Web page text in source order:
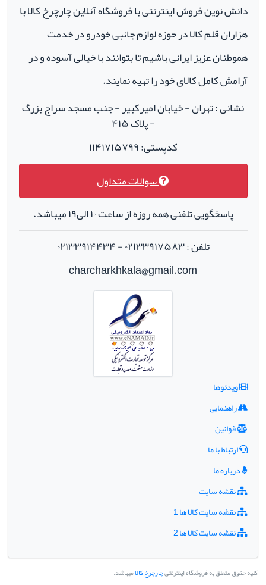
دانش نوین فروش اینترنتی با فروشگاه آنلاین چارچرخ کالا با
هزاران قلم کالا در حوزه لوازم جانبی خودرو در خدمت
هموطنان عزیز ایرانی باشیم تا بتوانند با خیالی آسوده و در
آرامش کامل کالای خود را تهیه نمایند.
نشانی : تهران - خیابان امیرکبیر - جنب مسجد سراج بزرگ
- پلاک ۴۱۵
کدپستی: ۱۱۴۱۷۱۵۷۹۹
سوالات متداول
پاسخگویی تلفنی همه روزه از ساعت ۱۰ الی۱۹ میباشد.
تلفن : ۰۲۱۳۳۹۱۷۵۸۳ - ۰۲۱۳۳۹۱۴۴۳۴
charcharkhkala@gmail.com
ویدئوها
راهنمایی
قوانین
ارتباط با ما
درباره ما
نقشه سایت
نقشه سایت کالا ها 1
نقشه سایت کالا ها 2
کلیه حقوق متعلق به فروشگاه اینترنتیچارچرخ کالامیباشد.